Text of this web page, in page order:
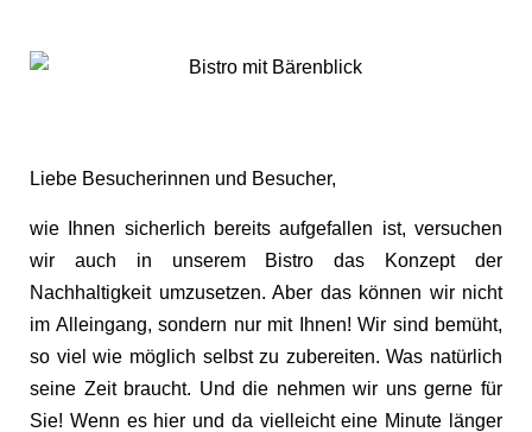
Liebe Besucherinnen und Besucher,
wie Ihnen sicherlich bereits aufgefallen ist, versuchen
wir auch in unserem Bistro das Konzept der
Nachhaltigkeit umzusetzen. Aber das können wir nicht
im Alleingang, sondern nur mit Ihnen! Wir sind bemüht,
so viel wie möglich selbst zu zubereiten. Was natürlich
seine Zeit braucht. Und die nehmen wir uns gerne für
Sie! Wenn es hier und da vielleicht eine Minute länger